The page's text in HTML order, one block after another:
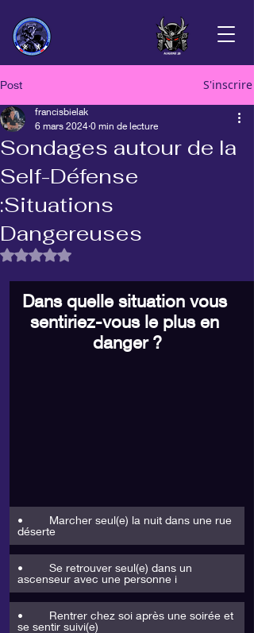
Post S'inscrire
Sondages autour de la
Self-Défense
:Situations
Dangereuses
francisbielak
6 mars 2024 0 min de lecture
Noté NaN étoiles sur 5.
Dans quelle situation vous
sentiriez-vous le plus en
danger ?
•	Marcher seul(e) la nuit dans une rue
déserte
•	Se retrouver seul(e) dans un
ascenseur avec une personne i
•	Rentrer chez soi après une soirée et
se sentir suivi(e)